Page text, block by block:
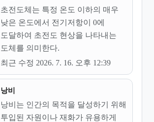
초전도체는 특정 온도 이하의 매우
낮은 온도에서 전기저항이 0에
도달하여 초전도 현상을 나타내는
도체를 의미한다.
최근 수정 2026. 7. 16. 오후 12:39
낭비
낭비는 인간의 목적을 달성하기 위해
투입된 자원이나 재화가 유용하게